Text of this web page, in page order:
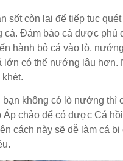
sốt còn lại để tiếp tục
cá. Đảm bảo cá được phủ
hành bỏ cá vào lò,
lớn có thể nướng lâu hơn.
bạn không có lò nướng thì
chảo để có được Cá
cách này sẽ dễ làm cá bị